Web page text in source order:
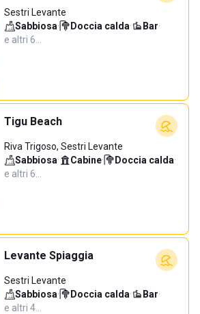
Sestri Levante
Sabbiosa· Doccia calda· Bar·
e altri 6…
Tigu Beach
Riva Trigoso, Sestri Levante
Sabbiosa· Cabine· Doccia calda·
e altri 6…
Levante Spiaggia
Sestri Levante
Sabbiosa· Doccia calda· Bar·
e altri 4…